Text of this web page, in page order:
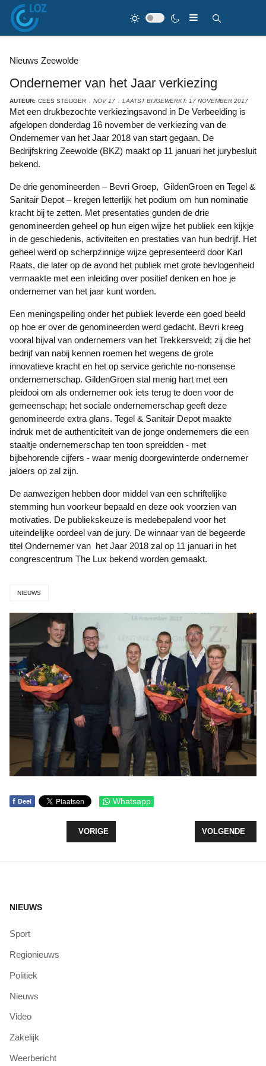
Nieuws Zeewolde
Ondernemer van het Jaar verkiezing
AUTEUR: CEES STEIJGER NOV 17 LAATST BIJGEWERKT: 17 NOVEMBER 2017
Met een drukbezochte verkiezingsavond in De Verbeelding is
afgelopen donderdag 16 november de verkiezing van de
Ondernemer van het Jaar 2018 van start gegaan. De
Bedrijfskring Zeewolde (BKZ) maakt op 11 januari het jurybesluit
bekend.
De drie genomineerden – Bevri Groep, GildenGroen en Tegel &
Sanitair Depot – kregen letterlijk het podium om hun nominatie
kracht bij te zetten. Met presentaties gunden de drie
genomineerden geheel op hun eigen wijze het publiek een kijkje
in de geschiedenis, activiteiten en prestaties van hun bedrijf. Het
geheel werd op scherpzinnige wijze gepresenteerd door Karl
Raats, die later op de avond het publiek met grote bevlogenheid
vermaakte met een inleiding over positief denken en hoe je
ondernemer van het jaar kunt worden.
Een meningspeiling onder het publiek leverde een goed beeld
op hoe er over de genomineerden werd gedacht. Bevri kreeg
vooral bijval van ondernemers van het Trekkersveld; zij die het
bedrijf van nabij kennen roemen het wegens de grote
innovatieve kracht en het op service gerichte no-nonsense
ondernemerschap. GildenGroen stal menig hart met een
pleidooi om als ondernemer ook iets terug te doen voor de
gemeenschap; het sociale ondernemerschap geeft deze
genomineerde extra glans. Tegel & Sanitair Depot maakte
indruk met de authenticiteit van de jonge ondernemers die een
staaltje ondernemerschap ten toon spreidden - met
bijbehorende cijfers - waar menig doorgewinterde ondernemer
jaloers op zal zijn.
De aanwezigen hebben door middel van een schriftelijke
stemming hun voorkeur bepaald en deze ook voorzien van
motivaties. De publiekskeuze is medebepalend voor het
uiteindelijke oordeel van de jury. De winnaar van de begeerde
titel Ondernemer van het Jaar 2018 zal op 11 januari in het
congrescentrum The Lux bekend worden gemaakt.
NIEUWS
f Deel Whatsapp
VORIG ARTIKEL: OPENING PIETENHUIS
VORIGE VOLGENDE
VOLGENDE
NIEUWS
Sport
Regionieuws
Politiek
Nieuws
Video
Zakelijk
Weerbericht